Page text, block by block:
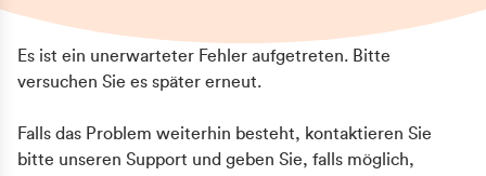
Es ist ein unerwarteter Fehler aufgetreten. Bitte
versuchen Sie es später erneut.
Falls das Problem weiterhin besteht, kontaktieren Sie
bitte unseren Support und geben Sie, falls möglich,